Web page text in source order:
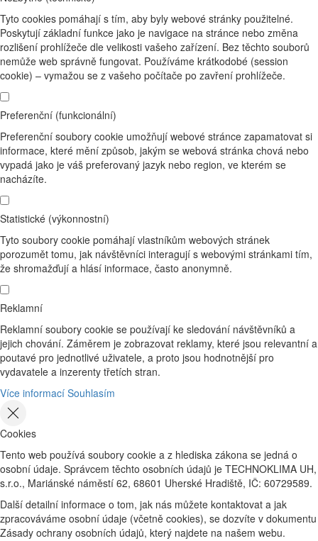
Tyto cookies pomáhají s tím, aby byly webové stránky použitelné.
Poskytují základní funkce jako je navigace na stránce nebo změna
rozlišení prohlížeče dle velikosti vašeho zařízení. Bez těchto souborů
nemůže web správně fungovat. Používáme krátkodobé (session
cookie) – vymažou se z vašeho počítače po zavření prohlížeče.
Preferenční (funkcionální)
Preferenční soubory cookie umožňují webové stránce zapamatovat si
informace, které mění způsob, jakým se webová stránka chová nebo
vypadá jako je váš preferovaný jazyk nebo region, ve kterém se
nacházíte.
Statistické (výkonnostní)
Tyto soubory cookie pomáhají vlastníkům webových stránek
porozumět tomu, jak návštěvníci interagují s webovými stránkami tím,
že shromažďují a hlásí informace, často anonymně.
Reklamní
Reklamní soubory cookie se používají ke sledování návštěvníků a
jejich chování. Záměrem je zobrazovat reklamy, které jsou relevantní a
poutavé pro jednotlivé uživatele, a proto jsou hodnotnější pro
vydavatele a inzerenty třetích stran.
Více informací Souhlasím
Cookies
Tento web používá soubory cookie a z hlediska zákona se jedná o
osobní údaje. Správcem těchto osobních údajů je TECHNOKLIMA UH,
s.r.o., Mariánské náměstí 62, 68601 Uherské Hradiště, IČ: 60729589.
Další detailní informace o tom, jak nás můžete kontaktovat a jak
zpracováváme osobní údaje (včetně cookies), se dozvíte v dokumentu
Zásady ochrany osobních údajů, který najdete na našem webu.